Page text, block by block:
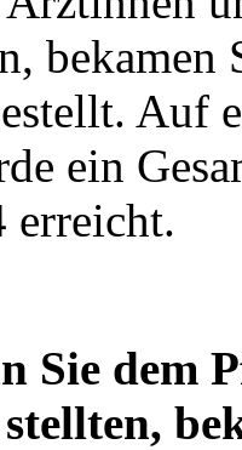
bekamen
Auf
ein
erreicht.
Sie dem